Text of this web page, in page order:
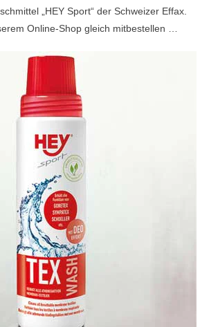
„HEY Sport“ der Schweizer Effax.
Online-Shop gleich mitbestellen …